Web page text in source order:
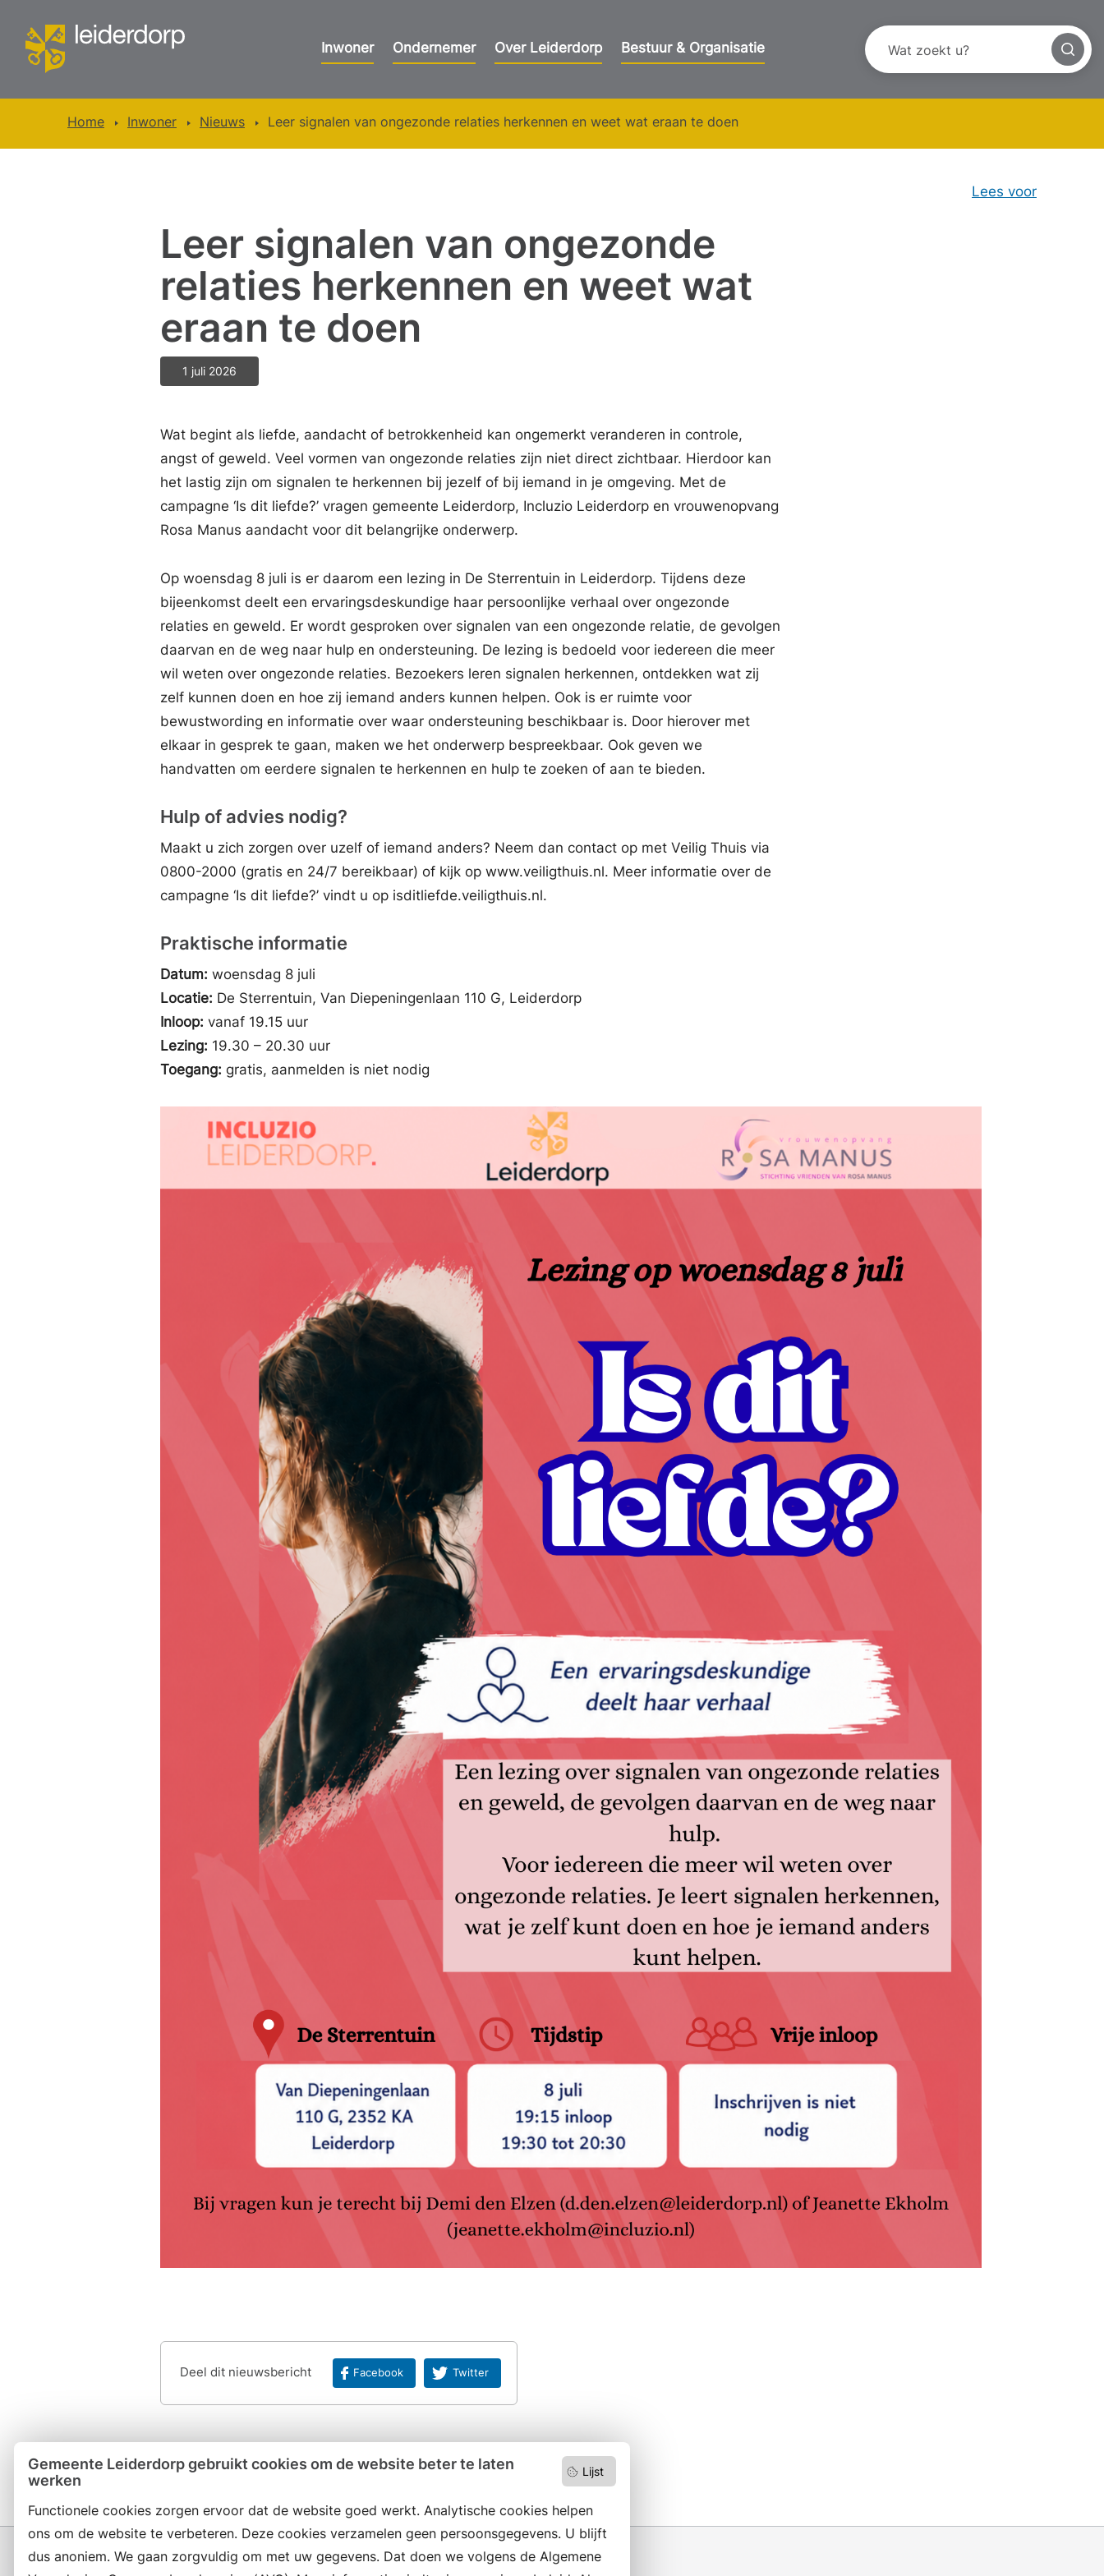
Lijst
Gemeente Leiderdorp gebruikt cookies om de website beter te laten
werken
Functionele cookies zorgen ervoor dat de website goed werkt. Analytische cookies helpen
ons om de website te verbeteren. Deze cookies verzamelen geen persoonsgegevens. U blijft
dus anoniem. We gaan zorgvuldig om met uw gegevens. Dat doen we volgens de Algemene
Inwoner Ondernemer Over Leiderdorp Bestuur & Organisatie
Home Inwoner Nieuws Leer signalen van ongezonde relaties herkennen en weet wat eraan te doen
Lees voor
Leer signalen van ongezonde
relaties herkennen en weet wat
eraan te doen
1 juli 2026
Wat begint als liefde, aandacht of betrokkenheid kan ongemerkt veranderen in controle,
angst of geweld. Veel vormen van ongezonde relaties zijn niet direct zichtbaar. Hierdoor kan
het lastig zijn om signalen te herkennen bij jezelf of bij iemand in je omgeving. Met de
campagne ‘Is dit liefde?’ vragen gemeente Leiderdorp, Incluzio Leiderdorp en vrouwenopvang
Rosa Manus aandacht voor dit belangrijke onderwerp.
Op woensdag 8 juli is er daarom een lezing in De Sterrentuin in Leiderdorp. Tijdens deze
bijeenkomst deelt een ervaringsdeskundige haar persoonlijke verhaal over ongezonde
relaties en geweld. Er wordt gesproken over signalen van een ongezonde relatie, de gevolgen
daarvan en de weg naar hulp en ondersteuning. De lezing is bedoeld voor iedereen die meer
wil weten over ongezonde relaties. Bezoekers leren signalen herkennen, ontdekken wat zij
zelf kunnen doen en hoe zij iemand anders kunnen helpen. Ook is er ruimte voor
bewustwording en informatie over waar ondersteuning beschikbaar is. Door hierover met
elkaar in gesprek te gaan, maken we het onderwerp bespreekbaar. Ook geven we
handvatten om eerdere signalen te herkennen en hulp te zoeken of aan te bieden.
Hulp of advies nodig?
Maakt u zich zorgen over uzelf of iemand anders? Neem dan contact op met Veilig Thuis via
0800-2000 (gratis en 24/7 bereikbaar) of kijk op www.veiligthuis.nl. Meer informatie over de
campagne ‘Is dit liefde?’ vindt u op isditliefde.veiligthuis.nl.
Praktische informatie
Datum: woensdag 8 juli
Locatie: De Sterrentuin, Van Diepeningenlaan 110 G, Leiderdorp
Inloop: vanaf 19.15 uur
Lezing: 19.30 – 20.30 uur
Toegang: gratis, aanmelden is niet nodig
Deel dit nieuwsbericht Facebook Twitter